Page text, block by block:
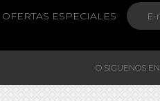
ESPECIALES
O SIGUENOS EN